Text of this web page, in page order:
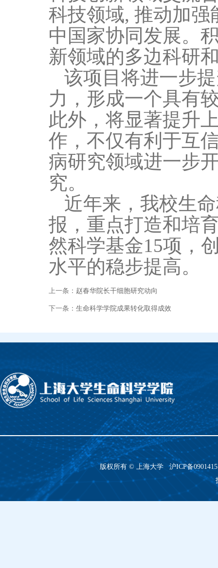
科技领域, 推动加强
中国家协同发展。
新领域的多边科研
该项目将进一步
力，形成一个具有
此外，将显著提升
作，不仅有利于互
病研究领域进一步
究。
近年来，我校生
报，重点打造和培
然科学基金15项，
水平的稳步提高。
上一条： 赵春华院长干细胞研究动向
下一条： 生命科学学院成果转化取得成效
版权所有 © 上海大学
沪ICP备